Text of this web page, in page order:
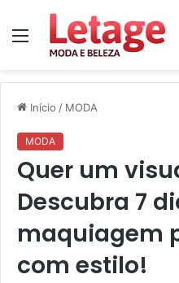
Menu
Início / MODA
MODA
Quer um
Descubra 7
maquiagem
com estilo!